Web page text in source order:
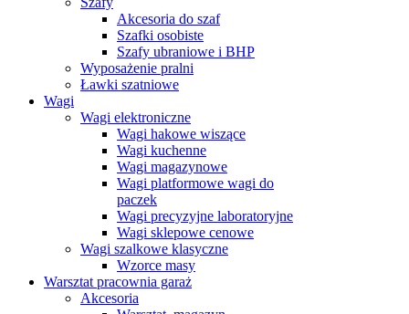
Akcesoria do szaf
Szafki osobiste
Szafy ubraniowe i BHP
Wyposażenie pralni
Ławki szatniowe
Wagi
Wagi elektroniczne
Wagi hakowe wiszące
Wagi kuchenne
Wagi magazynowe
Wagi platformowe wagi do
paczek
Wagi precyzyjne laboratoryjne
Wagi sklepowe cenowe
Wagi szalkowe klasyczne
Wzorce masy
Warsztat pracownia garaż
Akcesoria